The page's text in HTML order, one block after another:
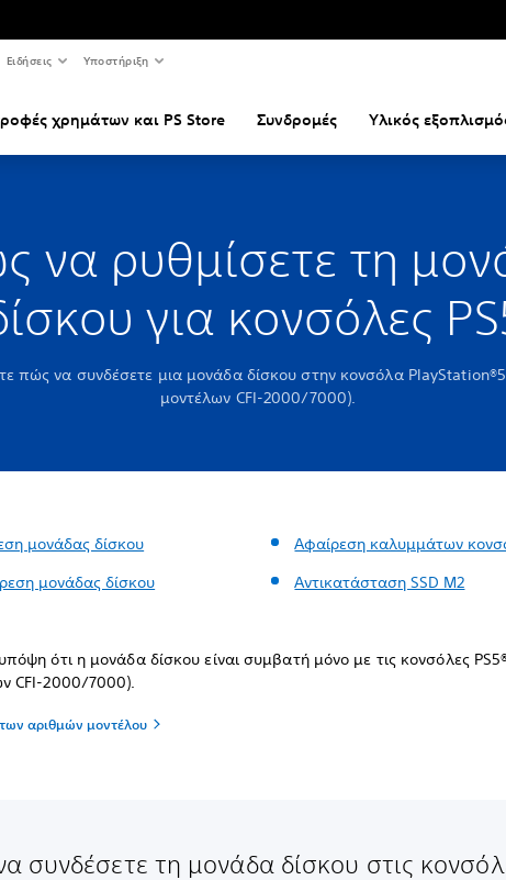
Ειδήσεις Υποστήριξη
χρημάτων και PS Store Συνδρομές Υλικός
να ρυθμίσετε τη
για κονσόλες
πώς να συνδέσετε μια μονάδα δίσκου στην κονσόλα
μοντέλων CFI-2000/7000).
μονάδας δίσκου
μονάδας δίσκου
Αφαίρεση καλυμμάτων
Αντικατάσταση SSD M2
ότι η μονάδα δίσκου είναι συμβατή μόνο με τις κονσόλες
CFI-2000/7000).
αριθμών μοντέλου
συνδέσετε τη μονάδα δίσκου στις